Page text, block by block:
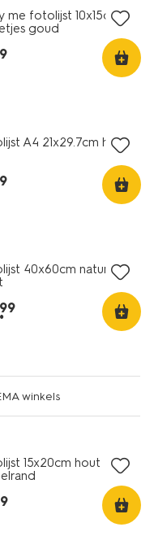
me fotolijst 10x15cm
goud
A4 21x29.7cm hout
40x60cm naturel
.
99
winkels
15x20cm hout